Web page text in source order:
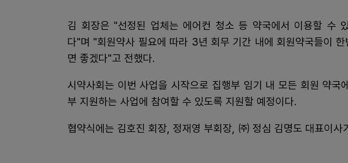
김 회장은 "선정된 업체는 에어컨 청소 등 약국에서 이용할 수
다"며 "회원약사 필요에 따라 3년 회무 기간 내에 회원약국들이
면 좋겠다"고 전했다.
시약사회는 이번 사업을 시작으로 집행부 임기 내 모든 회원 약국
부 지원하는 사업에 참여할 수 있도록 지원할 예정이다.
협약식에는 김호진 회장, 정재영 부회장, ㈜ 정심 김명도 대표이사